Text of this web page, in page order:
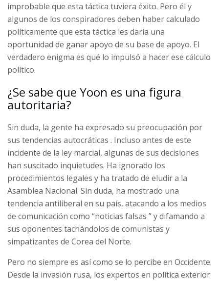
improbable que esta táctica tuviera éxito. Pero él y
algunos de los conspiradores deben haber calculado
políticamente que esta táctica les daría una
oportunidad de ganar apoyo de su base de apoyo. El
verdadero enigma es qué lo impulsó a hacer ese cálculo
político.
¿Se sabe que Yoon es una figura
autoritaria?
Sin duda, la gente ha expresado su preocupación por
sus tendencias autocráticas . Incluso antes de este
incidente de la ley marcial, algunas de sus decisiones
han suscitado inquietudes. Ha ignorado los
procedimientos legales y ha tratado de eludir a la
Asamblea Nacional. Sin duda, ha mostrado una
tendencia antiliberal en su país, atacando a los medios
de comunicación como “noticias falsas ” y difamando a
sus oponentes tachándolos de comunistas y
simpatizantes de Corea del Norte.
Pero no siempre es así como se lo percibe en Occidente.
Desde la invasión rusa, los expertos en política exterior